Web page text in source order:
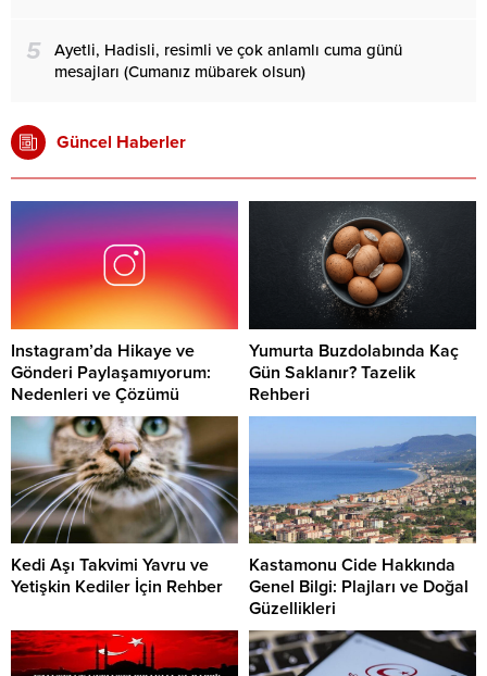
5
Ayetli, Hadisli, resimli ve çok anlamlı cuma günü
mesajları (Cumanız mübarek olsun)
Güncel Haberler
Instagram’da Hikaye ve
Gönderi Paylaşamıyorum:
Nedenleri ve Çözümü
Yumurta Buzdolabında Kaç
Gün Saklanır? Tazelik
Rehberi
Kedi Aşı Takvimi Yavru ve
Yetişkin Kediler İçin Rehber
Kastamonu Cide Hakkında
Genel Bilgi: Plajları ve Doğal
Güzellikleri